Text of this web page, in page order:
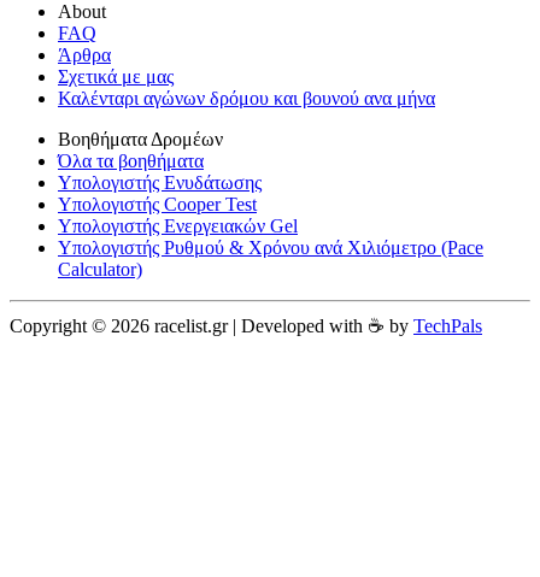
About
FAQ
Άρθρα
Σχετικά με μας
Καλένταρι αγώνων δρόμου και βουνού ανα μήνα
Βοηθήματα Δρομέων
Όλα τα βοηθήματα
Υπολογιστής Ενυδάτωσης
Υπολογιστής Cooper Test
Υπολογιστής Ενεργειακών Gel
Υπολογιστής Ρυθμού & Χρόνου ανά Χιλιόμετρο (Pace
Calculator)
Copyright © 2026 racelist.gr | Developed with ☕️ by TechPals